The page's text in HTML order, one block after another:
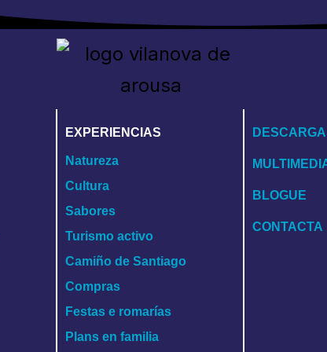
EXPERIENCIAS
Natureza
Cultura
Sabores
Turismo activo
Camiño de Santiago
Compras
Festas e romarías
Plans en familia
BLOGUE
CONTACTA